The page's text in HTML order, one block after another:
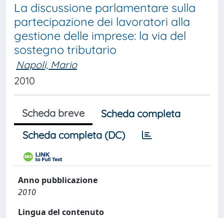
La discussione parlamentare sulla
partecipazione dei lavoratori alla
gestione delle imprese: la via del
sostegno tributario
Napoli, Mario
2010
Scheda breve
Scheda completa
Scheda completa (DC)
Anno pubblicazione
2010
Lingua del contenuto